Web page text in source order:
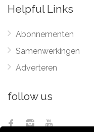
Helpful Links
Abonnementen
Samenwerkingen
Adverteren
follow us